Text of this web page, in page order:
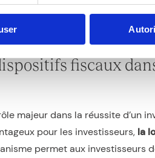
fiscaux
majeur dans la réussite d’un
pour les investisseurs, la
permet aux investisseurs